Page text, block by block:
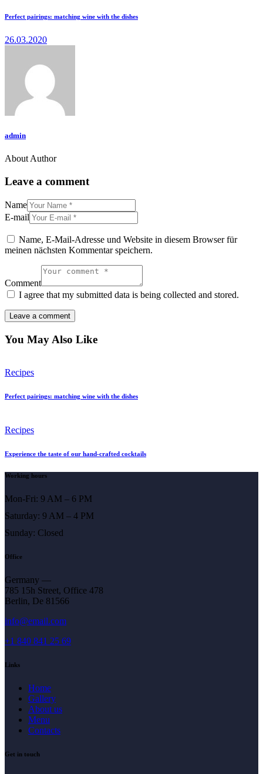
Perfect pairings: matching wine with the dishes
26.03.2020
admin
About Author
Leave a comment
Name
E-mail
Name, E-Mail-Adresse und Website in diesem Browser für
meinen nächsten Kommentar speichern.
Comment
I agree that my submitted data is being collected and stored.
You May Also Like
Recipes
Perfect pairings: matching wine with the dishes
Recipes
Experience the taste of our hand-crafted cocktails
Working hours
Mon-Fri: 9 AM – 6 PM
Saturday: 9 AM – 4 PM
Sunday: Closed
Office
Germany —
785 15h Street, Office 478
Berlin, De 81566
info@email.com
+1 840 841 25 69
Links
Home
Gallery
About us
Menu
Contacts
Get in touch